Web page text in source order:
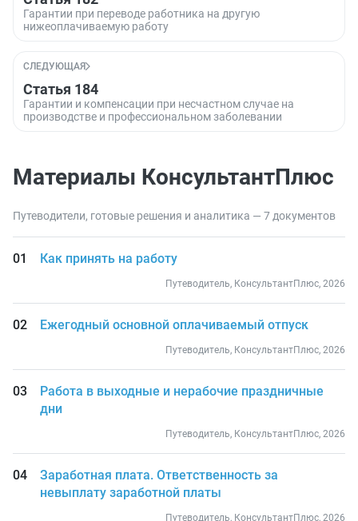
Гарантии при переводе работника на другую
нижеоплачиваемую работу
СЛЕДУЮЩАЯ
Статья 184
Гарантии и компенсации при несчастном случае на
производстве и профессиональном заболевании
Материалы КонсультантПлюс
Путеводители, готовые решения и аналитика — 7 документов
Как принять на работу
Путеводитель, КонсультантПлюс, 2026
Ежегодный основной оплачиваемый отпуск
Путеводитель, КонсультантПлюс, 2026
Работа в выходные и нерабочие праздничные
дни
Путеводитель, КонсультантПлюс, 2026
Заработная плата. Ответственность за
невыплату заработной платы
Путеводитель, КонсультантПлюс, 2026